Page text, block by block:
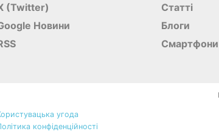
(Twitter)
Новини
Статті
Блоги
Смартфони
угода
конфіденційності